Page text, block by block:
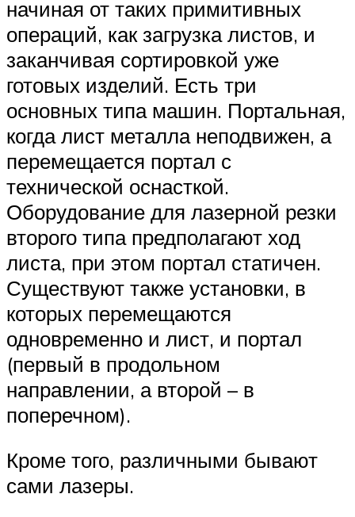
начиная от таких примитивных
операций, как загрузка листов, и
заканчивая сортировкой уже
готовых изделий. Есть три
основных типа машин. Портальная,
когда лист металла неподвижен, а
перемещается портал с
технической оснасткой.
Оборудование для лазерной резки
второго типа предполагают ход
листа, при этом портал статичен.
Существуют также установки, в
которых перемещаются
одновременно и лист, и портал
(первый в продольном
направлении, а второй – в
поперечном).
Кроме того, различными бывают
сами лазеры.